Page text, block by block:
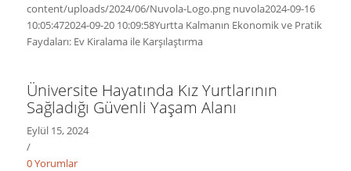
content/uploads/2024/06/Nuvola-Logo.png nuvola2024-09-16
10:05:472024-09-20 10:09:58Yurtta Kalmanın Ekonomik ve Pratik
Faydaları: Ev Kiralama ile Karşılaştırma
Üniversite Hayatında Kız Yurtlarının
Sağladığı Güvenli Yaşam Alanı
Eylül 15, 2024
/
0 Yorumlar